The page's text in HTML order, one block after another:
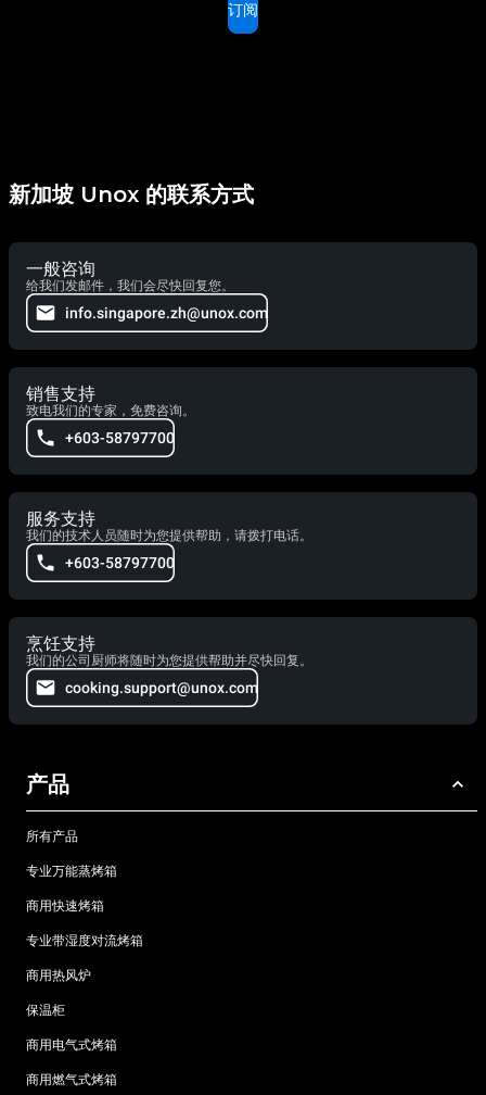
订阅
新加坡 Unox 的联系方式
一般咨询
给我们发邮件，我们会尽快回复您。
info.singapore.zh@unox.com
销售支持
致电我们的专家，免费咨询。
+603-58797700
服务支持
我们的技术人员随时为您提供帮助，请拨打电话。
+603-58797700
烹饪支持
我们的公司厨师将随时为您提供帮助并尽快回复。
cooking.support@unox.com
产品
所有产品
专业万能蒸烤箱
商用快速烤箱
专业带湿度对流烤箱
商用热风炉
保温柜
商用电气式烤箱
商用燃气式烤箱